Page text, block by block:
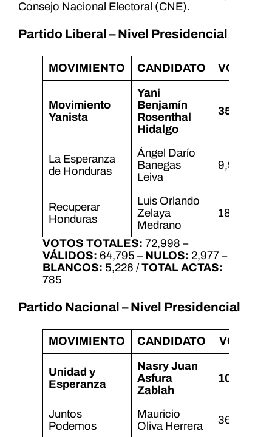
Consejo Nacional Electoral (CNE).
Partido Liberal – Nivel Presidencial
MOVIMIENTO CANDIDATO VOTOS
Movimiento
Yanista
Yani
Benjamín
Rosenthal
Hidalgo
35,850
La Esperanza
de Honduras
Ángel Darío
Banegas
Leiva
9,948
Recuperar
Honduras
Luis Orlando
Zelaya
Medrano
18,997
VOTOS TOTALES: 72,998 –
VÁLIDOS: 64,795 – NULOS: 2,977 –
BLANCOS: 5,226 /TOTAL ACTAS:
785
Partido Nacional – Nivel Presidencial
MOVIMIENTO CANDIDATO VOTOS
Unidad y
Esperanza
Nasry Juan
Asfura
Zablah
101,573
Juntos
Podemos
Mauricio
Oliva Herrera
36,258